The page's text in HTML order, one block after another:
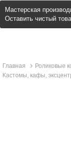
Мастерская
Оставить чистый
Главная Роликовые
Кастомы, кафы,